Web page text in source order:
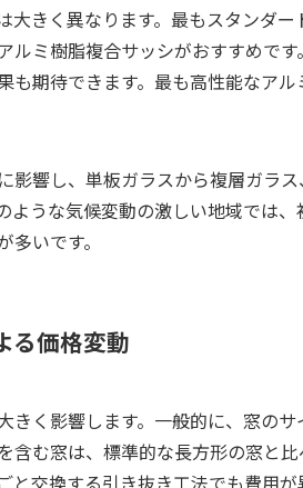
大きく異なります。最もスタンダ
ルミ樹脂複合サッシがおすすめで
も期待できます。最も高性能なア
影響し、単板ガラスから複層ガラ
ような気候変動の激しい地域では
いです。
る価格変動
きく影響します。一般的に、窓の
含む窓は、標準的な長方形の窓と
と交換する引き抜き工法でも費用